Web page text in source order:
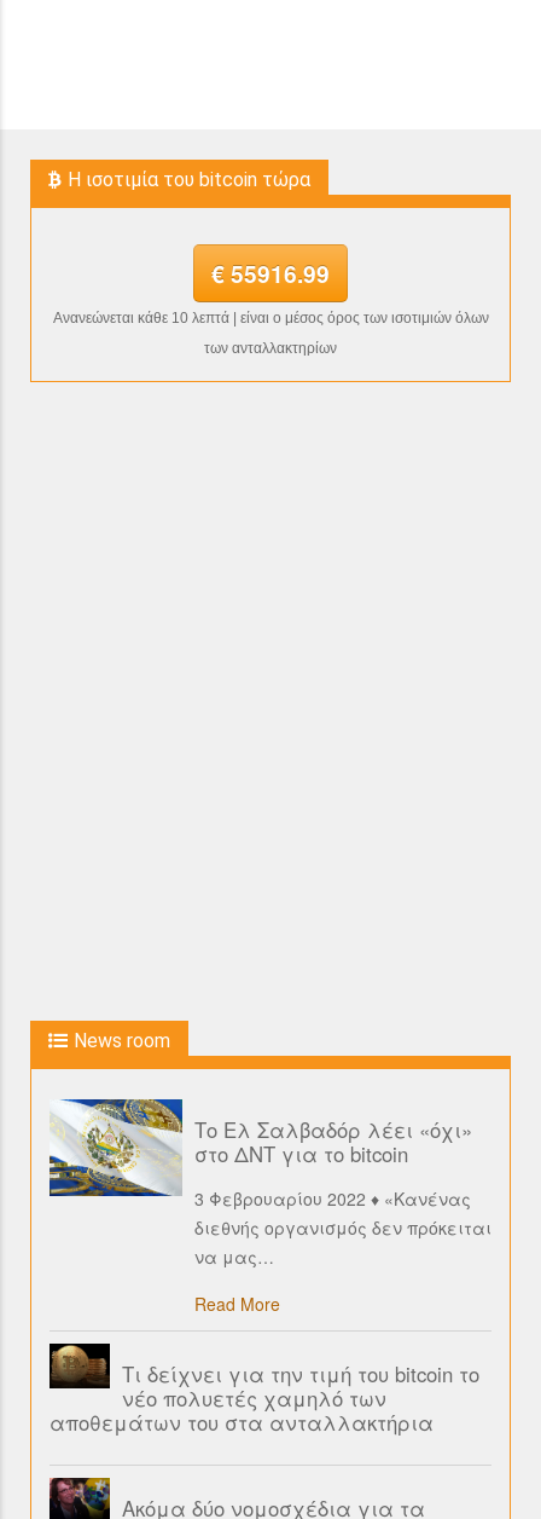
H ισοτιμία του bitcoin τώρα
€ 55916.99
Ανανεώνεται κάθε 10 λεπτά | είναι ο μέσος όρος των ισοτιμιών όλων
των ανταλλακτηρίων
News room
Το Ελ Σαλβαδόρ λέει «όχι»
στο ΔΝΤ για το bitcoin
3 Φεβρουαρίου 2022 ♦ «Κανένας
διεθνής οργανισμός δεν πρόκειται
να μας…
Read More
Τι δείχνει για την τιμή του bitcoin το
νέο πολυετές χαμηλό των
αποθεμάτων του στα ανταλλακτήρια
Ακόμα δύο νομοσχέδια για τα